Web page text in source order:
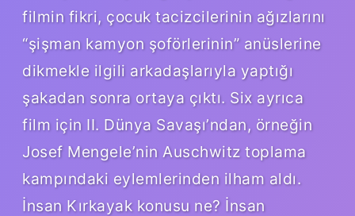
filmin fikri, çocuk tacizcilerinin ağızlarını
“şişman kamyon şoförlerinin” anüslerine
dikmekle ilgili arkadaşlarıyla yaptığı
şakadan sonra ortaya çıktı. Six ayrıca
film için II. Dünya Savaşı’ndan, örneğin
Josef Mengele’nin Auschwitz toplama
kampındaki eylemlerinden ilham aldı.
İnsan Kırkayak konusu ne? İnsan